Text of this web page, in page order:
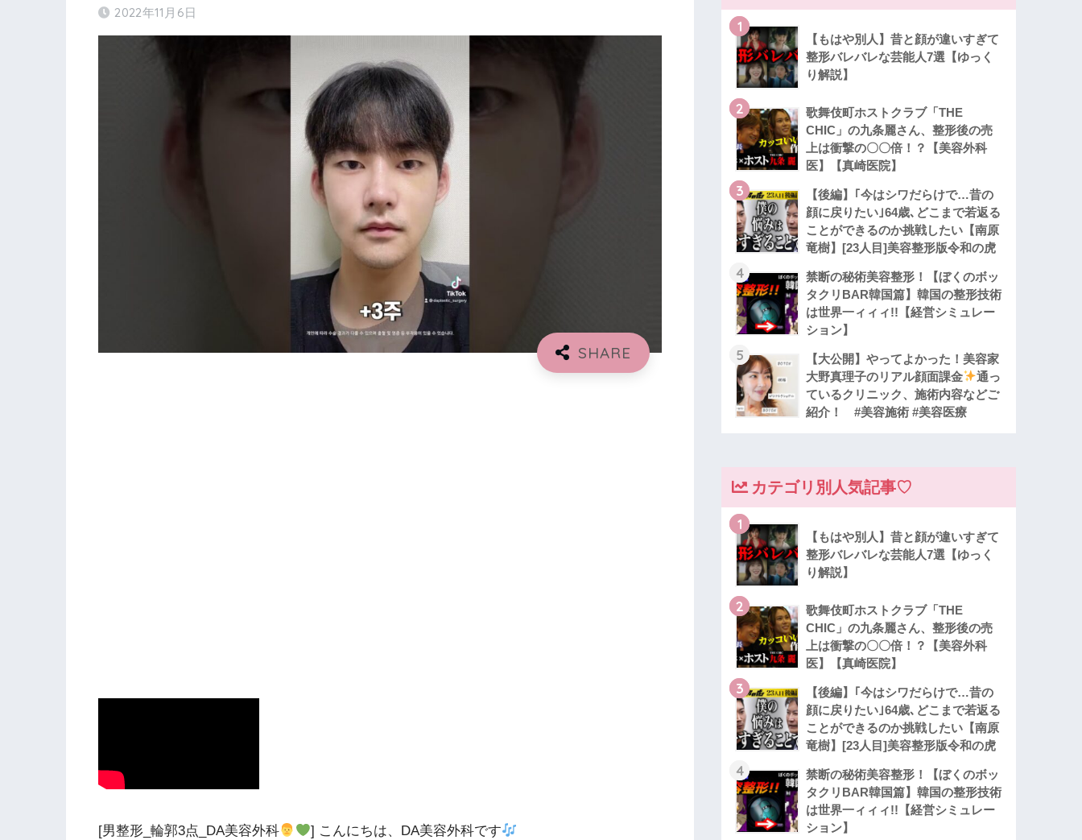
2022年11月6日
[男整形_輪郭3点_DA美容外科
] こんにちは、DA美容外科です
1
【もはや別人】昔と顔が違いすぎて
整形バレバレな芸能人7選【ゆっく
り解説】
2
歌舞伎町ホストクラブ「THE
CHIC」の九条麗さん、整形後の売
上は衝撃の〇〇倍！？【美容外科
医】【真崎医院】
3
【後編】｢今はシワだらけで…昔の
顔に戻りたい｣64歳､どこまで若返る
ことができるのか挑戦したい【南原
竜樹】[23人目]美容整形版令和の虎
4
禁断の秘術美容整形！【ぼくのボッ
タクリBAR韓国篇】韓国の整形技術
は世界一ィィィ!!【経営シミュレー
ション】
5
【大公開】やってよかった！美容家
大野真理子のリアル顔面課金
通っ
ているクリニック、施術内容などご
紹介！ #美容施術 #美容医療
カテゴリ別人気記事♡
1
【もはや別人】昔と顔が違いすぎて
整形バレバレな芸能人7選【ゆっく
り解説】
2
歌舞伎町ホストクラブ「THE
CHIC」の九条麗さん、整形後の売
上は衝撃の〇〇倍！？【美容外科
医】【真崎医院】
3
【後編】｢今はシワだらけで…昔の
顔に戻りたい｣64歳､どこまで若返る
ことができるのか挑戦したい【南原
竜樹】[23人目]美容整形版令和の虎
4
禁断の秘術美容整形！【ぼくのボッ
タクリBAR韓国篇】韓国の整形技術
は世界一ィィィ!!【経営シミュレー
ション】